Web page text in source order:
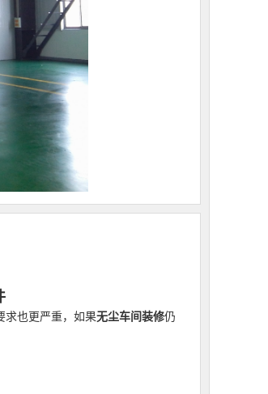
求也更严重，如果无尘车间装修仍